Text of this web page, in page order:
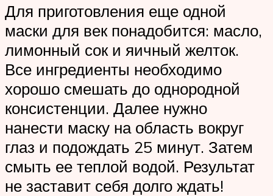
Для приготовления еще одной
маски для век понадобится: масло,
лимонный сок и яичный желток.
Все ингредиенты необходимо
хорошо смешать до однородной
консистенции. Далее нужно
нанести маску на область вокруг
глаз и подождать 25 минут. Затем
смыть ее теплой водой. Результат
не заставит себя долго ждать!